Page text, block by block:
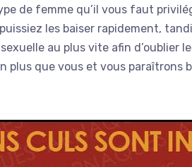
de femme qu’il vous faut
les baiser rapidement,
au plus vite afin d’oublier
que vous et vous paraîtrons